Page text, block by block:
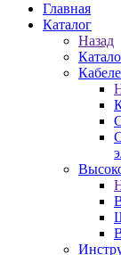
Главная
Каталог
Назад